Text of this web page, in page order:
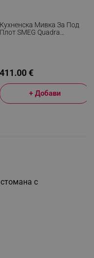
Кухненска Мивка За Под
Плот SMEG Quadra
411.00 €
+ Добави
с